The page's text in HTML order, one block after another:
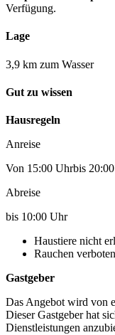
Verfügung.
Lage
3,9 km zum Wasser
Gut zu wissen
Hausregeln
Anreise
Von 15:00 Uhrbis
Abreise
bis 10:00 Uhr
Haustiere nicht
Rauchen verboten
Gastgeber
Das Angebot wird von
Dieser Gastgeber hat
Dienstleistungen